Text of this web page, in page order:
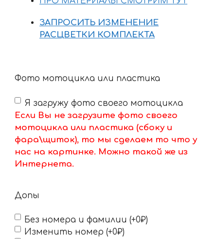
ЗАПРОСИТЬ ИЗМЕНЕНИЕ
РАСЦВЕТКИ КОМПЛЕКТА
Фото мотоцикла или пластика
Я загружу фото своего мотоцикла
Если Вы не загрузите фото своего
мотоцикла или пластика (сбоку и
фара\щиток), то мы сделаем то что у
нас на картинке. Можно такой же из
Интернета.
Допы
Без номера и фамилии (+0₽)
Изменить номер (+0₽)